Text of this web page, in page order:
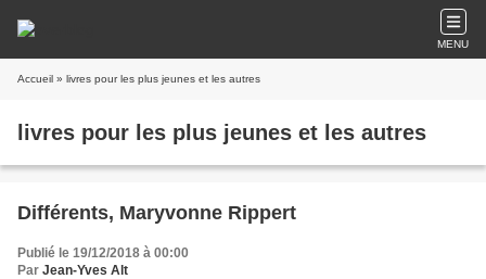
MENU
Accueil » livres pour les plus jeunes et les autres
livres pour les plus jeunes et les autres
Différents, Maryvonne Rippert
Publié le 19/12/2018 à 00:00
Par Jean-Yves Alt